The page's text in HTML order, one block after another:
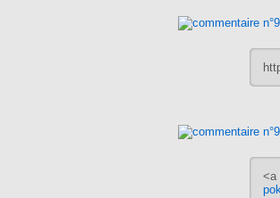
<a